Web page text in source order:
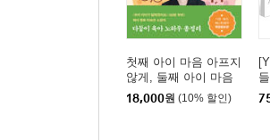
첫째 아이 마음 아프지
않게, 둘째 아이 마음
흔들리지 않게
18,000원 (10% 할인)